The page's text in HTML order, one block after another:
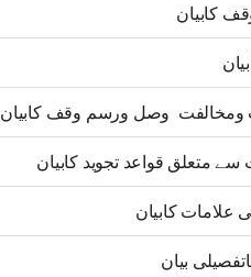
کابیان
ومخالفت وصل ورسم وقف کابیان
متعلق قواعد تجوید کابیان
علامات کابیان
بیان